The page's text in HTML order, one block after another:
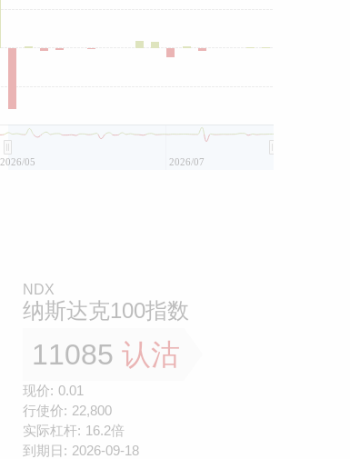
2026/05 2026/07
NDX
纳斯达克100指数
11085 认沽
现价: 0.01
行使价: 22,800
实际杠杆: 16.2倍
到期日: 2026-09-18